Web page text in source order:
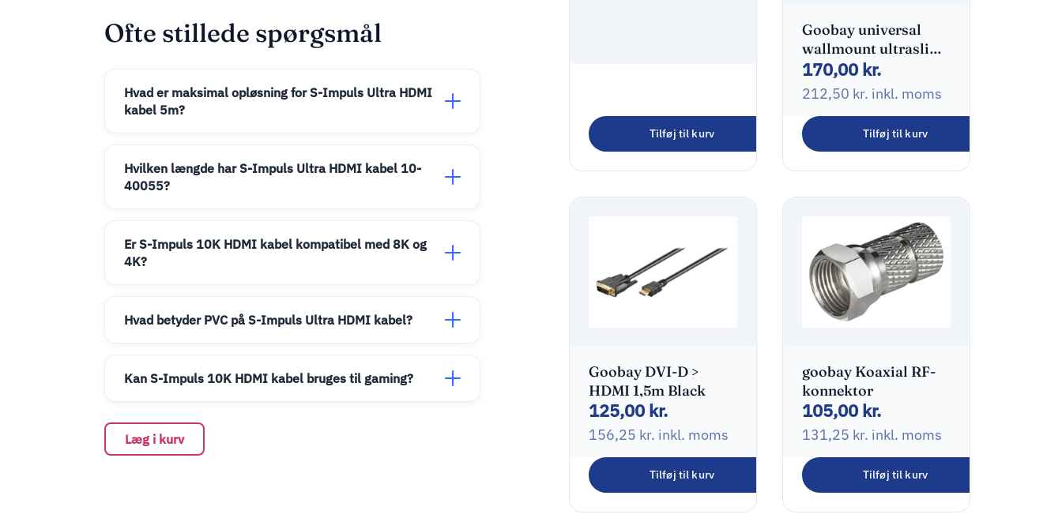
Ofte stillede spørgsmål
Hvad er maksimal opløsning for S-Impuls Ultra HDMI
kabel 5m?
Hvilken længde har S-Impuls Ultra HDMI kabel 10-
40055?
Er S-Impuls 10K HDMI kabel kompatibel med 8K og
4K?
Hvad betyder PVC på S-Impuls Ultra HDMI kabel?
Kan S-Impuls 10K HDMI kabel bruges til gaming?
Læg i kurv
215,00 kr.
268,75kr.inkl. moms
Tilføj til kurv
Goobay universal
wallmount ultraslim
32-55″
170,00 kr.
212,50 kr. inkl. moms
Tilføj til kurv
Goobay DVI-D >
HDMI 1,5m Black
125,00 kr.
156,25 kr. inkl. moms
Tilføj til kurv
goobay Koaxial RF-
konnektor
105,00 kr.
131,25 kr. inkl. moms
Tilføj til kurv